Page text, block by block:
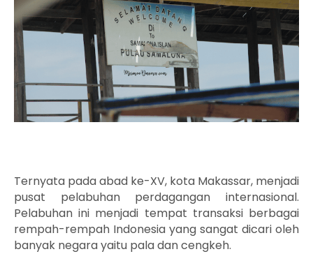
Ternyata pada abad ke-XV, kota Makassar, menjadi
pusat pelabuhan perdagangan internasional.
Pelabuhan ini menjadi tempat transaksi berbagai
rempah-rempah Indonesia yang sangat dicari oleh
banyak negara yaitu pala dan cengkeh.